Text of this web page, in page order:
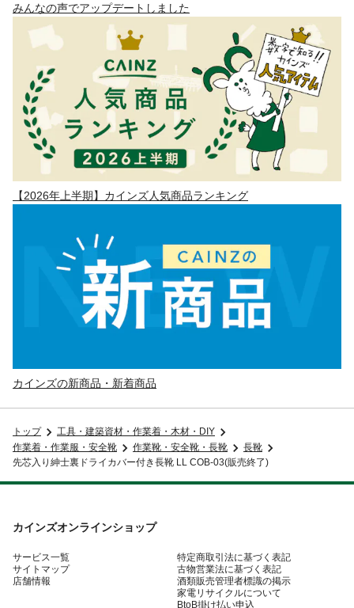
みんなの声でアップデートしました
【2026年上半期】カインズ人気商品ランキング
カインズの新商品・新着商品
トップ
工具・建築資材・作業着・木材・DIY
作業着・作業服・安全靴
作業靴・安全靴・長靴
長靴
先芯入り紳士裏ドライカバー付き長靴 LL COB-03(販売終了)
カインズオンラインショップ
サービス一覧
サイトマップ
店舗情報
特定商取引法に基づく表記
古物営業法に基づく表記
酒類販売管理者標識の掲示
家電リサイクルについて
BtoB掛け払い申込